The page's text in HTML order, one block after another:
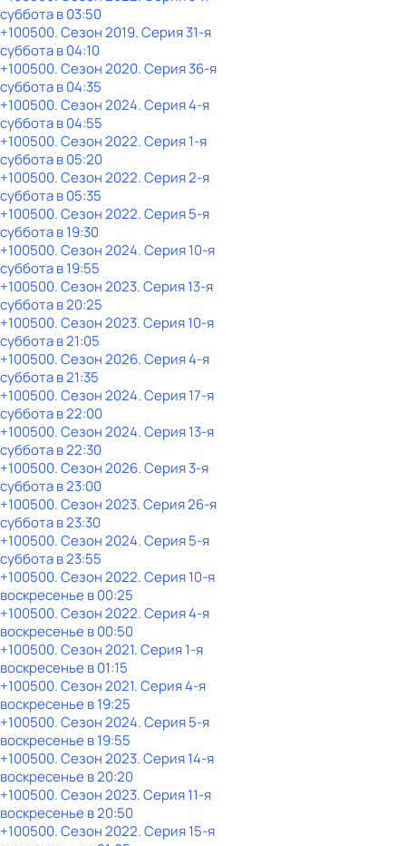
субботав03:50
+100500. Сезон 2019. Серия 31-я
субботав04:10
+100500. Сезон 2020. Серия 36-я
субботав04:35
+100500. Сезон 2024. Серия 4-я
субботав04:55
+100500. Сезон 2022. Серия 1-я
субботав05:20
+100500. Сезон 2022. Серия 2-я
субботав05:35
+100500. Сезон 2022. Серия 5-я
субботав19:30
+100500. Сезон 2024. Серия 10-я
субботав19:55
+100500. Сезон 2023. Серия 13-я
субботав20:25
+100500. Сезон 2023. Серия 10-я
субботав21:05
+100500. Сезон 2026. Серия 4-я
субботав21:35
+100500. Сезон 2024. Серия 17-я
субботав22:00
+100500. Сезон 2024. Серия 13-я
субботав22:30
+100500. Сезон 2026. Серия 3-я
субботав23:00
+100500. Сезон 2023. Серия 26-я
субботав23:30
+100500. Сезон 2024. Серия 5-я
субботав23:55
+100500. Сезон 2022. Серия 10-я
воскресенье в00:25
+100500. Сезон 2022. Серия 4-я
воскресенье в00:50
+100500. Сезон 2021. Серия 1-я
воскресенье в01:15
+100500. Сезон 2021. Серия 4-я
воскресенье в19:25
+100500. Сезон 2024. Серия 5-я
воскресенье в19:55
+100500. Сезон 2023. Серия 14-я
воскресенье в20:20
+100500. Сезон 2023. Серия 11-я
воскресенье в20:50
+100500. Сезон 2022. Серия 15-я